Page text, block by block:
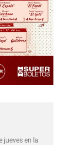
jueves en la